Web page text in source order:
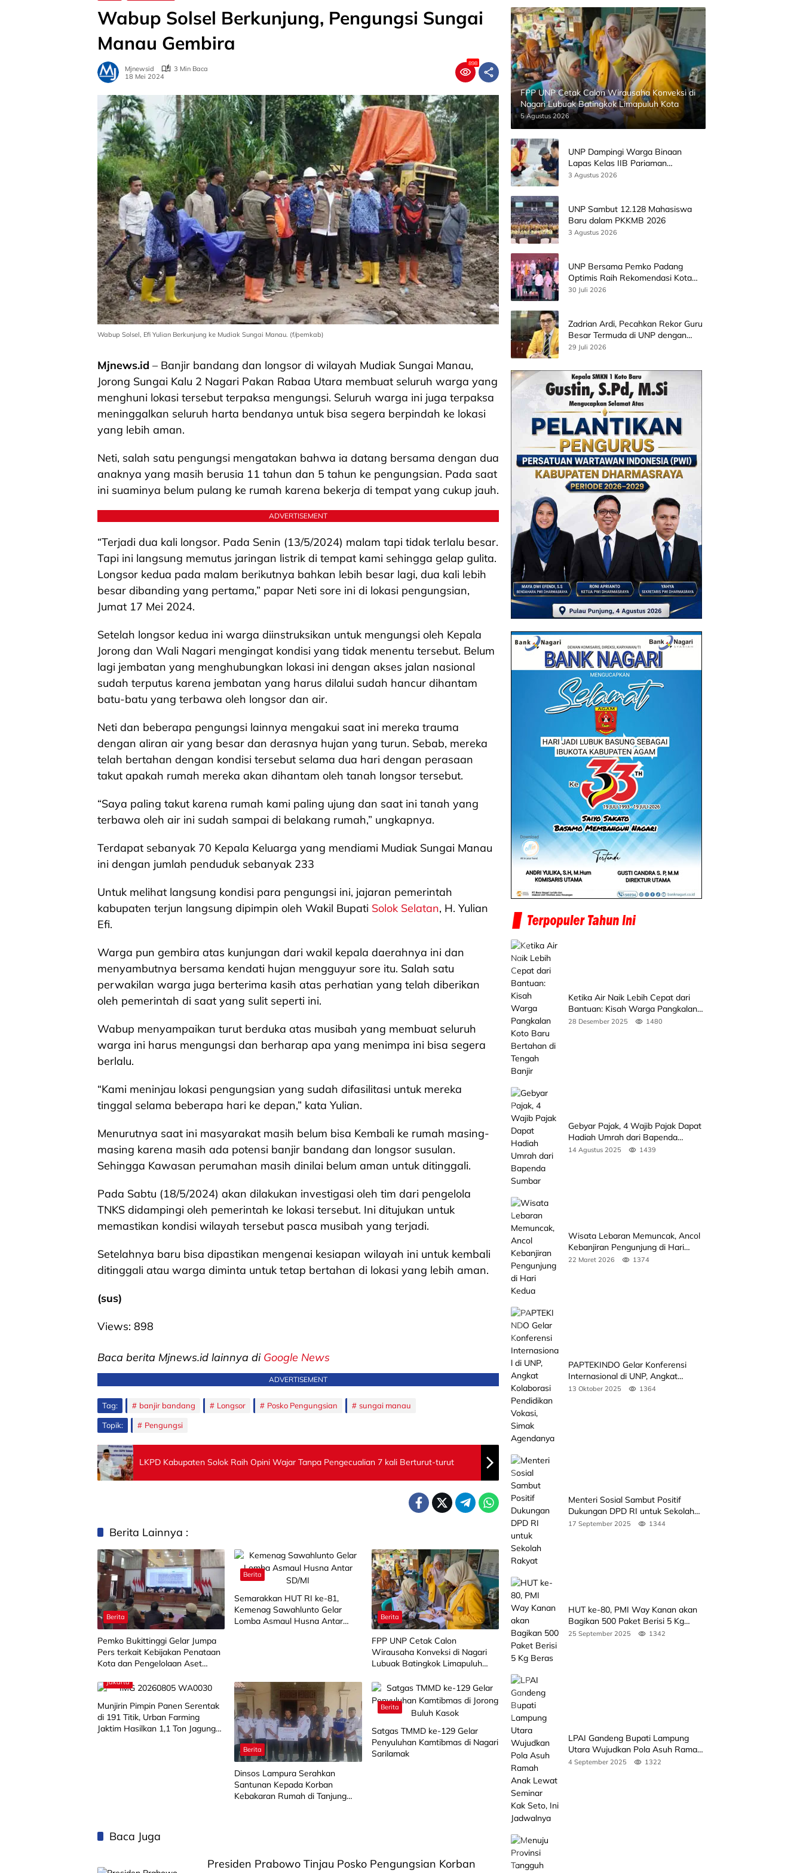
Wabup Solsel Berkunjung, Pengungsi Sungai
Manau Gembira
Mjnewsid
3 Min Baca
18 Mei 2024
898
Wabup Solsel, Efi Yulian Berkunjung ke Mudiak Sungai Manau. (f/pemkab)
Mjnews.id – Banjir bandang dan longsor di wilayah Mudiak Sungai Manau,
Jorong Sungai Kalu 2 Nagari Pakan Rabaa Utara membuat seluruh warga yang
menghuni lokasi tersebut terpaksa mengungsi. Seluruh warga ini juga terpaksa
meninggalkan seluruh harta bendanya untuk bisa segera berpindah ke lokasi
yang lebih aman.
Neti, salah satu pengungsi mengatakan bahwa ia datang bersama dengan dua
anaknya yang masih berusia 11 tahun dan 5 tahun ke pengungsian. Pada saat
ini suaminya belum pulang ke rumah karena bekerja di tempat yang cukup jauh.
ADVERTISEMENT
“Terjadi dua kali longsor. Pada Senin (13/5/2024) malam tapi tidak terlalu besar.
Tapi ini langsung memutus jaringan listrik di tempat kami sehingga gelap gulita.
Longsor kedua pada malam berikutnya bahkan lebih besar lagi, dua kali lebih
besar dibanding yang pertama,” papar Neti sore ini di lokasi pengungsian,
Jumat 17 Mei 2024.
Setelah longsor kedua ini warga diinstruksikan untuk mengungsi oleh Kepala
Jorong dan Wali Nagari mengingat kondisi yang tidak menentu tersebut. Belum
lagi jembatan yang menghubungkan lokasi ini dengan akses jalan nasional
sudah terputus karena jembatan yang harus dilalui sudah hancur dihantam
batu-batu yang terbawa oleh longsor dan air.
Neti dan beberapa pengungsi lainnya mengakui saat ini mereka trauma
dengan aliran air yang besar dan derasnya hujan yang turun. Sebab, mereka
telah bertahan dengan kondisi tersebut selama dua hari dengan perasaan
takut apakah rumah mereka akan dihantam oleh tanah longsor tersebut.
“Saya paling takut karena rumah kami paling ujung dan saat ini tanah yang
terbawa oleh air ini sudah sampai di belakang rumah,” ungkapnya.
Terdapat sebanyak 70 Kepala Keluarga yang mendiami Mudiak Sungai Manau
ini dengan jumlah penduduk sebanyak 233
Untuk melihat langsung kondisi para pengungsi ini, jajaran pemerintah
kabupaten terjun langsung dipimpin oleh Wakil Bupati Solok Selatan, H. Yulian
Efi.
Warga pun gembira atas kunjungan dari wakil kepala daerahnya ini dan
menyambutnya bersama kendati hujan mengguyur sore itu. Salah satu
perwakilan warga juga berterima kasih atas perhatian yang telah diberikan
oleh pemerintah di saat yang sulit seperti ini.
Wabup menyampaikan turut berduka atas musibah yang membuat seluruh
warga ini harus mengungsi dan berharap apa yang menimpa ini bisa segera
berlalu.
“Kami meninjau lokasi pengungsian yang sudah difasilitasi untuk mereka
tinggal selama beberapa hari ke depan,” kata Yulian.
Menurutnya saat ini masyarakat masih belum bisa Kembali ke rumah masing-
masing karena masih ada potensi banjir bandang dan longsor susulan.
Sehingga Kawasan perumahan masih dinilai belum aman untuk ditinggali.
Pada Sabtu (18/5/2024) akan dilakukan investigasi oleh tim dari pengelola
TNKS didampingi oleh pemerintah ke lokasi tersebut. Ini ditujukan untuk
memastikan kondisi wilayah tersebut pasca musibah yang terjadi.
Setelahnya baru bisa dipastikan mengenai kesiapan wilayah ini untuk kembali
ditinggali atau warga diminta untuk tetap bertahan di lokasi yang lebih aman.
(sus)
Views: 898
Baca berita Mjnews.id lainnya di Google News
ADVERTISEMENT
Tag: banjir bandang Longsor Posko Pengungsian sungai manau
Topik: Pengungsi
LKPD Kabupaten Solok Raih Opini Wajar Tanpa Pengecualian 7 kali Berturut-turut
Berita Lainnya :
Berita
Pemko Bukittinggi Gelar Jumpa
Pers terkait Kebijakan Penataan
Kota dan Pengelolaan Aset
Berita
Semarakkan HUT RI ke-81,
Kemenag Sawahlunto Gelar
Lomba Asmaul Husna Antar
Berita
FPP UNP Cetak Calon
Wirausaha Konveksi di Nagari
Lubuak Batingkok Limapuluh
Jakarta
Munjirin Pimpin Panen Serentak
di 191 Titik, Urban Farming
Jaktim Hasilkan 1,1 Ton Jagung
Berita
Dinsos Lampura Serahkan
Santunan Kepada Korban
Kebakaran Rumah di Tanjung
Berita
Satgas TMMD ke-129 Gelar
Penyuluhan Kamtibmas di Nagari
Sarilamak
Baca Juga
Presiden Prabowo Tinjau Posko Pengungsian Korban
FPP UNP Cetak Calon Wirausaha Konveksi di
Nagari Lubuak Batingkok Limapuluh Kota
5 Agustus 2026
UNP Dampingi Warga Binaan
Lapas Kelas IIB Pariaman
Kembangkan Produk Kreatif
3 Agustus 2026
UNP Sambut 12.128 Mahasiswa
Baru dalam PKKMB 2026
3 Agustus 2026
UNP Bersama Pemko Padang
Optimis Raih Rekomendasi Kota
Gastronomi UNESCO
30 Juli 2026
Zadrian Ardi, Pecahkan Rekor Guru
Besar Termuda di UNP dengan
Riset Stress Akademik
29 Juli 2026
Ketika Air Naik Lebih Cepat dari
Bantuan: Kisah Warga Pangkalan
Koto Baru Bertahan di Tengah
28 Desember 2025 1480
Gebyar Pajak, 4 Wajib Pajak Dapat
Hadiah Umrah dari Bapenda
Sumbar
14 Agustus 2025 1439
Wisata Lebaran Memuncak, Ancol
Kebanjiran Pengunjung di Hari
Kedua
22 Maret 2026 1374
PAPTEKINDO Gelar Konferensi
Internasional di UNP, Angkat
Kolaborasi Pendidikan Vokasi,
13 Oktober 2025 1364
Menteri Sosial Sambut Positif
Dukungan DPD RI untuk Sekolah
Rakyat
17 September 2025 1344
HUT ke-80, PMI Way Kanan akan
Bagikan 500 Paket Berisi 5 Kg
Beras
25 September 2025 1342
LPAI Gandeng Bupati Lampung
Utara Wujudkan Pola Asuh Ramah
Anak Lewat Seminar Kak Seto, Ini
4 September 2025 1322